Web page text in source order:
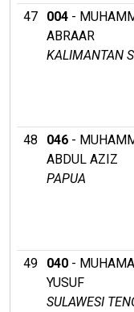
47
004 -
ABRAAR
KALIMANTAN
48
046 -
ABDUL AZIZ
PAPUA
49
040 -
YUSUF
SULAWESI